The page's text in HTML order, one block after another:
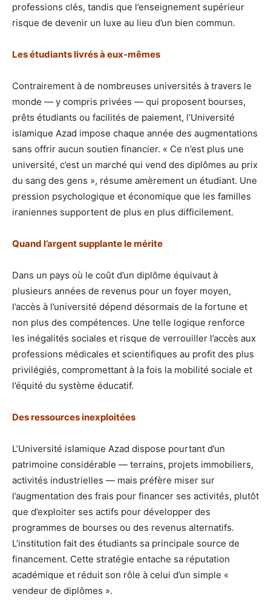
professions clés, tandis que l’enseignement supérieur
risque de devenir un luxe au lieu d’un bien commun.
Les étudiants livrés à eux-mêmes
Contrairement à de nombreuses universités à travers le
monde — y compris privées — qui proposent bourses,
prêts étudiants ou facilités de paiement, l’Université
islamique Azad impose chaque année des augmentations
sans offrir aucun soutien financier. « Ce n’est plus une
université, c’est un marché qui vend des diplômes au prix
du sang des gens », résume amèrement un étudiant. Une
pression psychologique et économique que les familles
iraniennes supportent de plus en plus difficilement.
Quand l’argent supplante le mérite
Dans un pays où le coût d’un diplôme équivaut à
plusieurs années de revenus pour un foyer moyen,
l’accès à l’université dépend désormais de la fortune et
non plus des compétences. Une telle logique renforce
les inégalités sociales et risque de verrouiller l’accès aux
professions médicales et scientifiques au profit des plus
privilégiés, compromettant à la fois la mobilité sociale et
l’équité du système éducatif.
Des ressources inexploitées
L’Université islamique Azad dispose pourtant d’un
patrimoine considérable — terrains, projets immobiliers,
activités industrielles — mais préfère miser sur
l’augmentation des frais pour financer ses activités, plutôt
que d’exploiter ses actifs pour développer des
programmes de bourses ou des revenus alternatifs.
L’institution fait des étudiants sa principale source de
financement. Cette stratégie entache sa réputation
académique et réduit son rôle à celui d’un simple «
vendeur de diplômes ».